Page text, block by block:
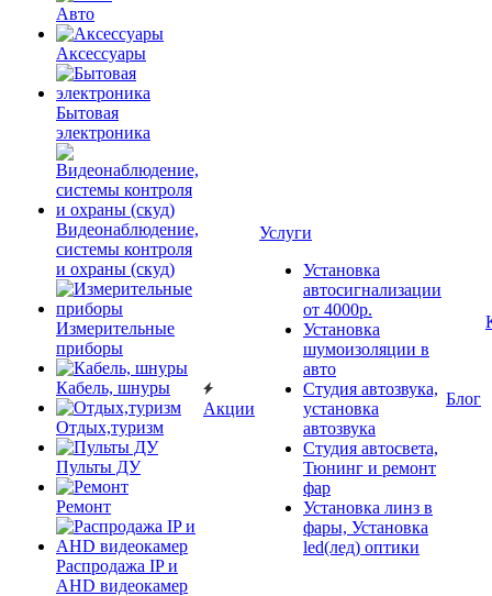
Авто
Аксессуары
Бытовая
электроника
Видеонаблюдение,
системы контроля
и охраны (скуд)
Измерительные
приборы
Кабель, шнуры
Отдых,туризм
Пульты ДУ
Ремонт
Распродажа IP и
AHD видеокамер
Акции
Услуги
Установка
автосигнализации
от 4000р.
Установка
шумоизоляции в
авто
Студия автозвука,
установка
автозвука
Студия автосвета,
Тюнинг и ремонт
фар
Установка линз в
фары, Установка
led(лед) оптики
Блог